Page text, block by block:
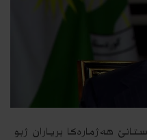
هه‌ژماره‌كا بریاران ژبو